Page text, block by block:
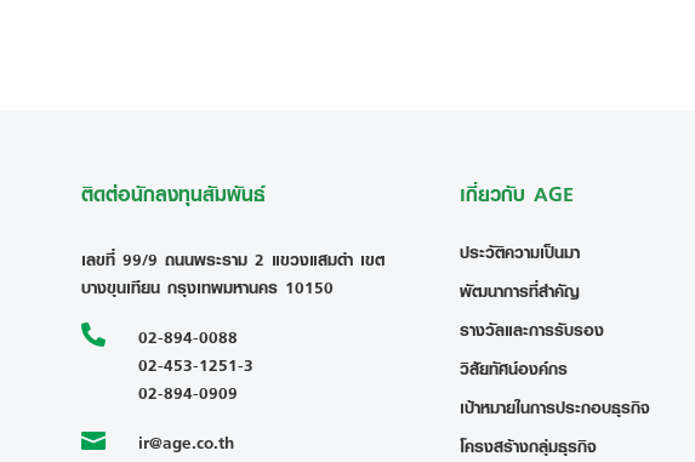
ติดต่อนักลงทุนสัมพันธ์
เลขที่ 99/9 ถนนพระราม 2 แขวงแสมดำ เขต
บางขุนเทียน กรุงเทพมหานคร 10150

02-894-0088
02-453-1251-3
02-894-0909
 ir@age.co.th
เกี่ยวกับ AGE
ประวัติความเป็นมา
พัฒนาการที่สำคัญ
รางวัลและการรับรอง
วิสัยทัศน์องค์กร
เป้าหมายในการประกอบธุรกิจ
โครงสร้างกลุ่มธุรกิจ